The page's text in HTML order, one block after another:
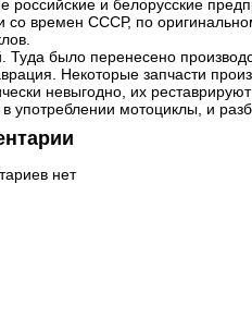
российские и белорусские
со времен СССР, по
Туда было перенесено
Некоторые запчасти
невыгодно, их
употреблении мотоциклы, и
нет